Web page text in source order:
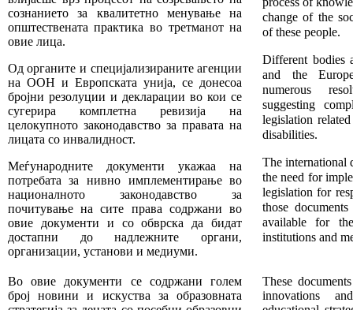
сознанието за квалитетно мену­вање на
општествената практика во третманот на
овие лица.
Од органите и специјализираните агенции
на ООН и Европската унија, се донесоа
бројни резолуции и декларации во кои се
сугерира ком­плетна ревизија на
целокупното законо­дав­ство за правата на
лицата со инвалидност.
Меѓународните документи укажаа на
потребата за нивно имплементирање во
националното за­ко­нодавство за
почитување на сите права содр­жани во
овие документи и со обврска да бидат
достапни до надлежните органи,
организации, установи и медиуми.
change of the
of these people.
Different bodies
and the
numerous
suggesting
legislation
disabilities.
The international
the need for
legis­lation for
those
available for
institutions and
Во овие документи се содржани голем
број но­ви­ни и искуства за образовната
These
inno­vations